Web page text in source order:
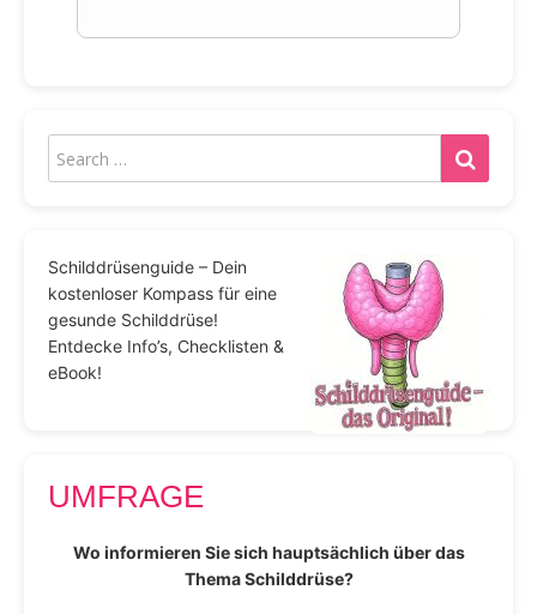
Schilddrüsenguide – Dein
kostenloser Kompass für eine
gesunde Schilddrüse!
Entdecke Info’s, Checklisten &
eBook!
UMFRAGE
Wo informieren Sie sich hauptsächlich über das
Thema Schilddrüse?